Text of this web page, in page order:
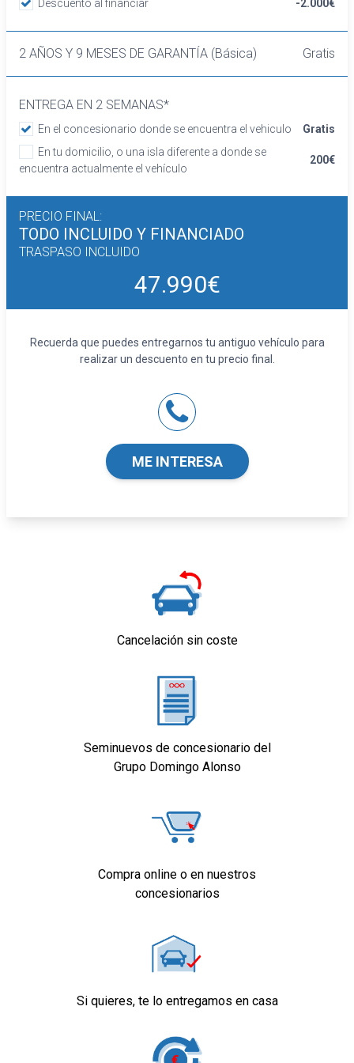
manual en altura y ajuste lumbar manual
Asientos traseros de tres plazas de tipo
banco de orientación delantera con respaldo
Cierre centralizado con mando a distancia
Retrovisor interior/cámara con oscurecimiento
progresivo automático
Confort
Dirección asistida
Sistema de ventilación
Aire acondicionado de automático
Equipo de audio
Regulación de los faros con sensor de
Control de crucero con control de crucero
adaptativo (ACC) y función stop/go
delanteros con sensor, sistema de distancia
de aparcamiento traseros con sensor y
Tarjeta / llave inteligente
Limpiaparabrisas delantero con sensor de
Indicador de baja presión de los neumáticos
con visualización de presión
Equipamiento orientativo basado en el
modelo. Para detalle, dirigirse a
Descuento al financiar -2.000€
2 AÑOS Y 9 MESES DE GARANTÍA (Básica) Gratis
ENTREGA EN 2 SEMANAS*
En el concesionario donde se encuentra el vehiculo
Gratis
En tu domicilio, o una isla diferente a donde se
encuentra actualmente el vehículo
200€
PRECIO FINAL:
TODO INCLUIDO Y FINANCIADO
TRASPASO INCLUIDO
47.990€
Recuerda que puedes entregarnos tu antiguo vehículo para
realizar un descuento en tu precio final.
ME INTERESA
Cancelación sin coste
Seminuevos de concesionario del
Grupo Domingo Alonso
Compra online o en nuestros
concesionarios
Si quieres, te lo entregamos en casa